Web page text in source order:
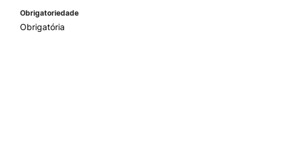
Obrigatoriedade
Obrigatória